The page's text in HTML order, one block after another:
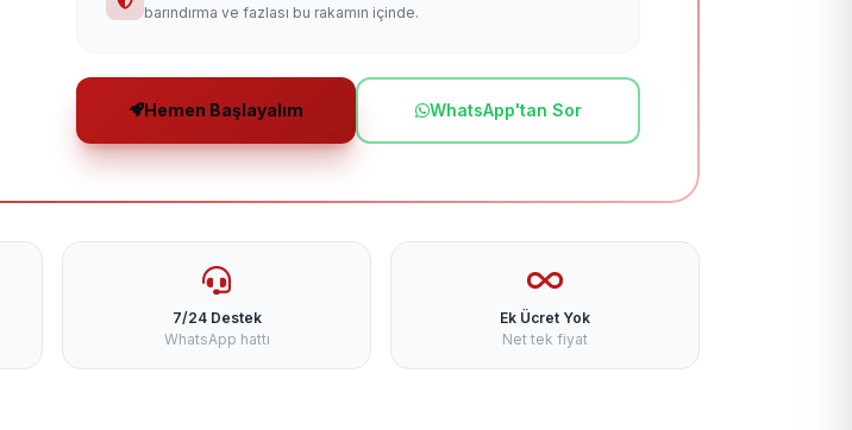
barındırma ve fazlası bu rakamın içinde.
Hemen Başlayalım WhatsApp'tan Sor
7/24 Destek
WhatsApp hattı
Ek Ücret Yok
Net tek fiyat